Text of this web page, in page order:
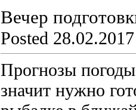
Вечер
Posted
Прогнозы
значит нужно